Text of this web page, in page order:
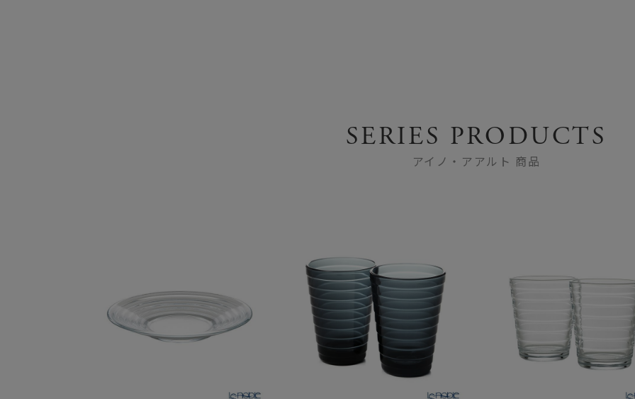
SERIES PRODUCTS
アイノ・アアルト 商品